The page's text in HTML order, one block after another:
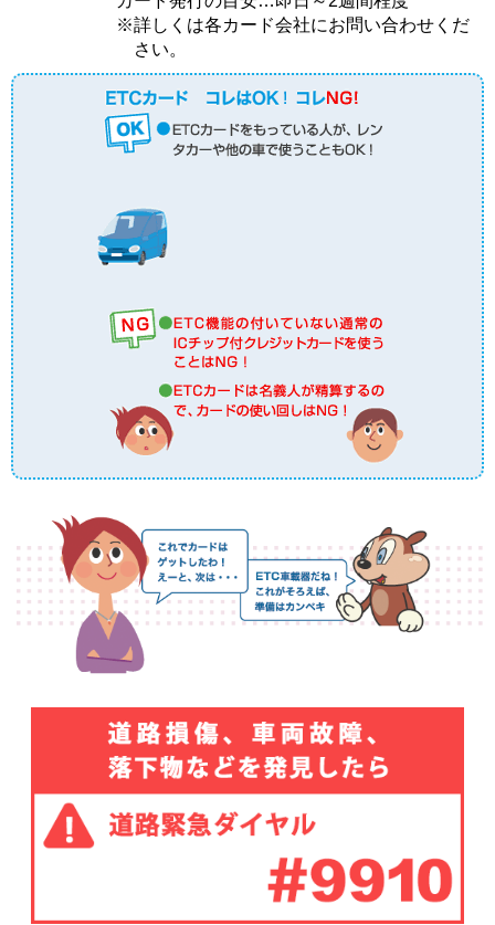
※詳しくは各カード会社にお問い合わせくだ
さい。